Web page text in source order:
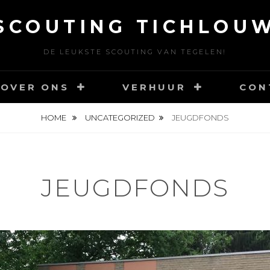
DE LEUKSTE SCOUTING VAN TEGELEN!
OVER ONS VERHUUR
HOME UNCATEGORIZED JEUGDFONDS
JEUGDFONDS